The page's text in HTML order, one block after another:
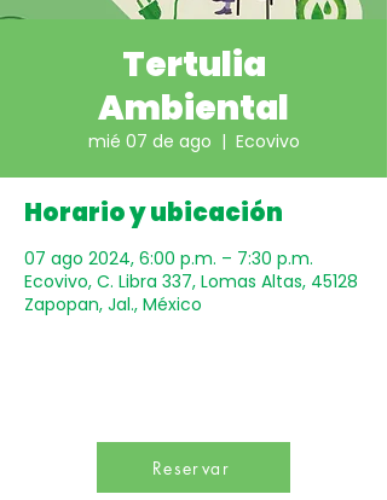
Tertulia
Ambiental
mié 07 de ago
  |
Ecovivo
Horario y ubicación
07 ago 2024, 6:00 p.m. – 7:30 p.m.
Ecovivo, C. Libra 337, Lomas Altas, 45128
Zapopan, Jal., México
Reservar